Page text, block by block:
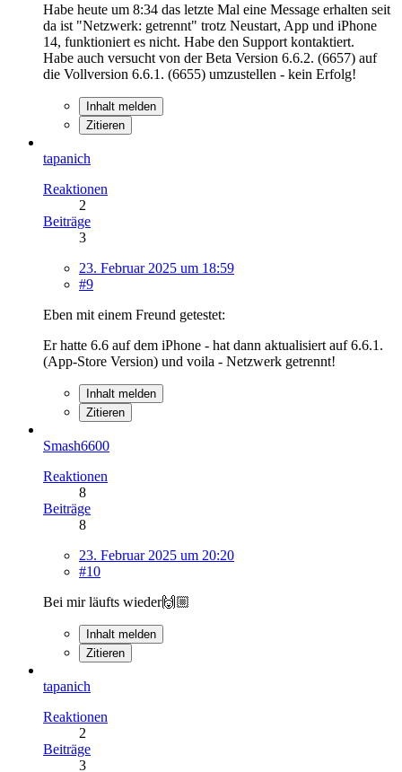
Habe heute um 8:34 das letzte Mal eine Message erhalten seit
da ist "Netzwerk: getrennt" trotz Neustart, App und iPhone
14, funktioniert es nicht. Habe den Support kontaktiert.
Habe auch versucht von der Beta Version 6.6.2. (6657) auf
die Vollversion 6.6.1. (6655) umzustellen - kein Erfolg!
Inhalt melden
Zitieren
tapanich
Reaktionen
2
Beiträge
3
23. Februar 2025 um 18:59
#9
Eben mit einem Freund getestet:
Er hatte 6.6 auf dem iPhone - hat dann aktualisiert auf 6.6.1.
(App-Store Version) und voila - Netzwerk getrennt!
Inhalt melden
Zitieren
Smash6600
Reaktionen
8
Beiträge
8
23. Februar 2025 um 20:20
#10
Bei mir läufts wieder🙌🏼
Inhalt melden
Zitieren
tapanich
Reaktionen
2
Beiträge
3